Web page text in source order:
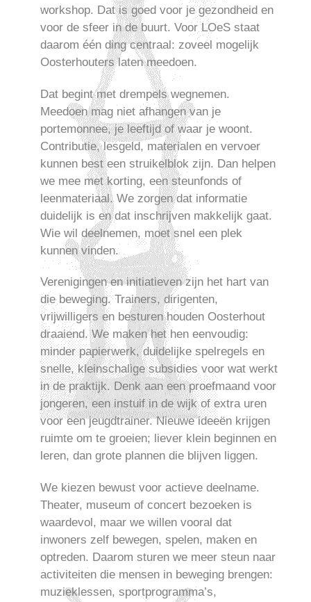
workshop. Dat is goed voor je gezondheid en
voor de sfeer in de buurt. Voor LOeS staat
daarom één ding centraal: zoveel mogelijk
Oosterhouters laten meedoen.
Dat begint met drempels wegnemen.
Meedoen mag niet afhangen van je
portemonnee, je leeftijd of waar je woont.
Contributie, lesgeld, materialen en vervoer
kunnen best een struikelblok zijn. Dan helpen
we mee met korting, een steunfonds of
leenmateriaal. We zorgen dat informatie
duidelijk is en dat inschrijven makkelijk gaat.
Wie wil deelnemen, moet snel een plek
kunnen vinden.
Verenigingen en initiatieven zijn het hart van
die beweging. Trainers, dirigenten,
vrijwilligers en besturen houden Oosterhout
draaiend. We maken het hen eenvoudig:
minder papierwerk, duidelijke spelregels en
snelle, kleinschalige subsidies voor wat werkt
in de praktijk. Denk aan een proefmaand voor
jongeren, een instuif in de wijk of extra uren
voor een jeugdtrainer. Nieuwe ideeën krijgen
ruimte om te groeien; liever klein beginnen en
leren, dan grote plannen die blijven liggen.
We kiezen bewust voor actieve deelname.
Theater, museum of concert bezoeken is
waardevol, maar we willen vooral dat
inwoners zelf bewegen, spelen, maken en
optreden. Daarom sturen we meer steun naar
activiteiten die mensen in beweging brengen:
muzieklessen, sportprogramma’s,